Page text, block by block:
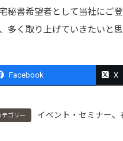
秘書希望者として当社にご
多く取り上げていきたいと
Facebook X
テゴリー イベント・セミナー、